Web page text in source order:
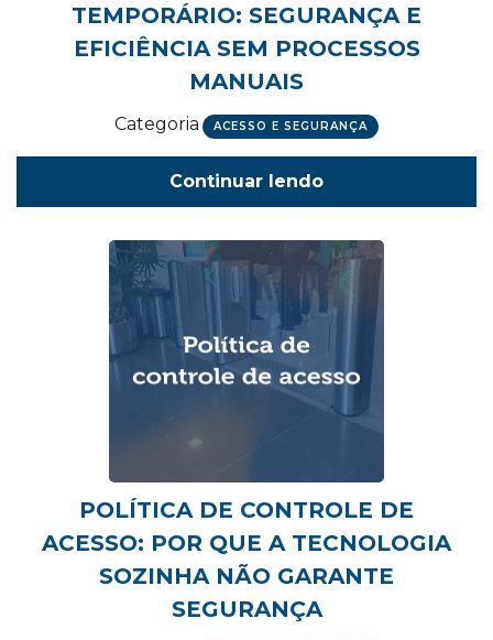
TEMPORÁRIO: SEGURANÇA E
EFICIÊNCIA SEM PROCESSOS
MANUAIS
Categoria ACESSO E SEGURANÇA
Continuar lendo
POLÍTICA DE CONTROLE DE
ACESSO: POR QUE A TECNOLOGIA
SOZINHA NÃO GARANTE
SEGURANÇA